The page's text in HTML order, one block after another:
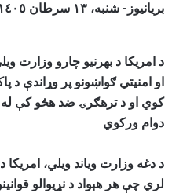
بریانیوز- شنبه، ١۳ سرطان ١٤٠٥
د امریکا د بهرنیو چارو وزارت
او امنیتي ګواښونو پر وړاندې د
کوي او د ترهګرۍ ضد هڅو کې له
دوام ورکوي
د دغه وزارت ویاند ویلي،
لري چې هر هېواد د نړیوالو